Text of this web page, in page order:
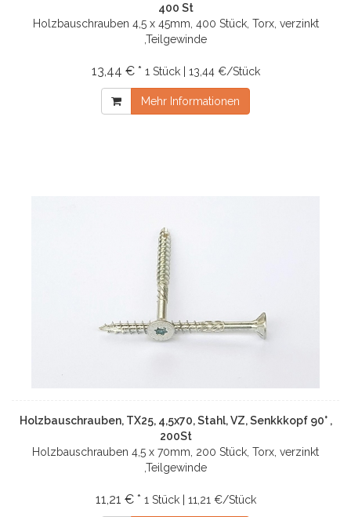
400 St
Holzbauschrauben 4,5 x 45mm, 400 Stück, Torx, verzinkt
,Teilgewinde
13,44 € * 1 Stück | 13,44 €/Stück
Mehr Informationen
Holzbauschrauben, TX25, 4,5x70, Stahl, VZ, Senkkkopf 90° ,
200St
Holzbauschrauben 4,5 x 70mm, 200 Stück, Torx, verzinkt
,Teilgewinde
11,21 € * 1 Stück | 11,21 €/Stück